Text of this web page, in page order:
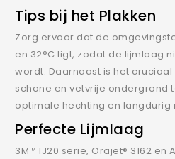
Tips bij het Plakken
Zorg ervoor dat de
en 32°C ligt, zodat de lijmlaag
wordt. Daarnaast is het
schone en vetvrije ondergrond
optimale hechting en langdurig
Perfecte Lijmlaag
3M™ IJ20 serie, Orajet® 3162 en